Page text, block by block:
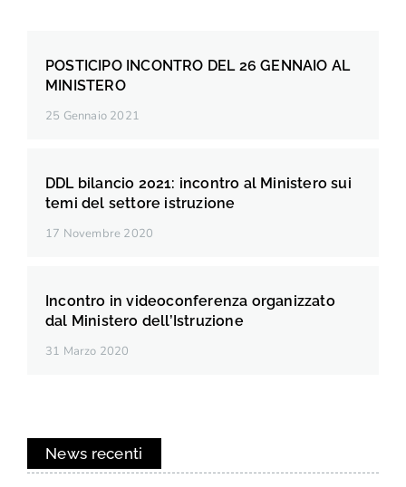
POSTICIPO INCONTRO DEL 26 GENNAIO AL
MINISTERO
25 Gennaio 2021
DDL bilancio 2021: incontro al Ministero sui
temi del settore istruzione
17 Novembre 2020
Incontro in videoconferenza organizzato
dal Ministero dell’Istruzione
31 Marzo 2020
News recenti